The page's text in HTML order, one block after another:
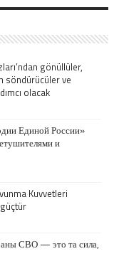
gönüllüler,
söndürücüler ve
olacak
Единой России»
и
Kuvvetleri
СВО — это та сила,